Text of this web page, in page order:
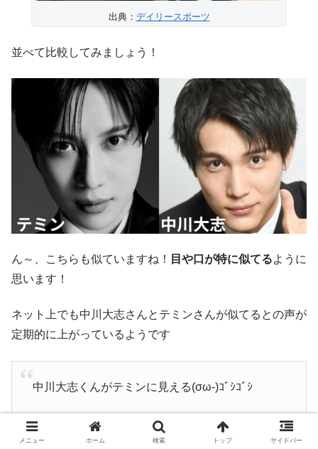
出典： デイリースポーツ
並べて比較してみましょう！
ん～、こちらも似ていますね！ 目や口が特に似てるように
思います！
ネット上でも中川大志さんとテミンさんが似てるとの声が
定期的に上がっているようです
中川大志くんがテミンに見える(σω-)ｺﾞｼｺﾞｼ
— cao 🐾 (@cao2020) May 16, 2020
メニュー ホーム 検索 トップ サイドバー